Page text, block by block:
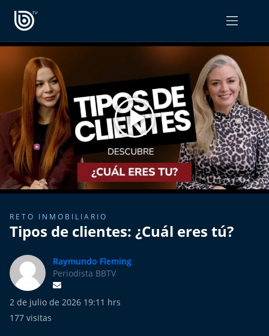
PROGRAMAS
Radiograma
Expreso Bío Bío
Podría Ser Peor
La Entrevista de Tomás Mosciatti
Entrevistas BioBioTV
Comentarios de Tomás Mosciatti
Más de Ti Podcast
Realizadores
OPINIÓN
PODCAST RADIOGRAMA
RETO INMOBILIARIO
Tipos de clientes: ¿Cuál eres tú?
Raymundo Fleming
Periodista BBTV
2 de julio de 2026 19:11 hrs
177 visitas